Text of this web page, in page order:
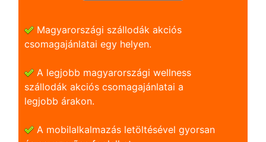
Magyarországi szállodák akciós
csomagajánlatai egy helyen.
A legjobb magyarországi wellness
szállodák akciós csomagajánlatai a
legjobb árakon.
A mobilalkalmazás letöltésével gyorsan